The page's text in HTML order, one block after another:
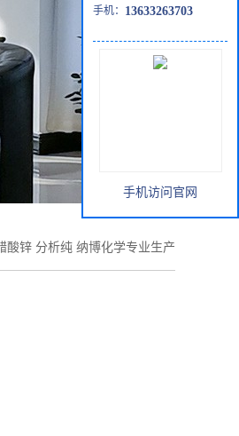
酸锌 分析纯 纳博化学专业生产
手机： 13633263703
手机访问官网